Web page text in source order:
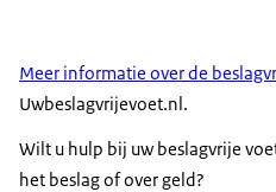
Meer informatie over de
Uwbeslagvrijevoet.nl.
Wilt u hulp bij uw beslagvrije
het beslag of over geld?